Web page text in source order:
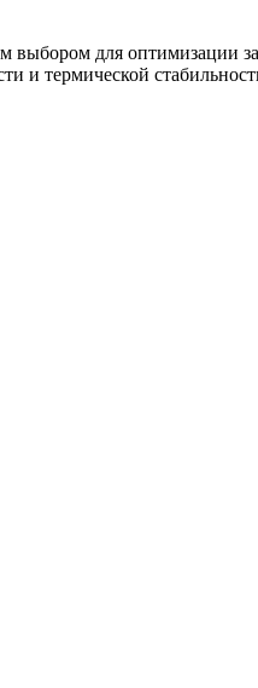
выбором для оптимизации
и термической